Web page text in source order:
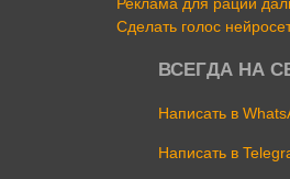
Реклама для рации
Сделать голос
ВСЕГДА НА
Написать в
Написать в